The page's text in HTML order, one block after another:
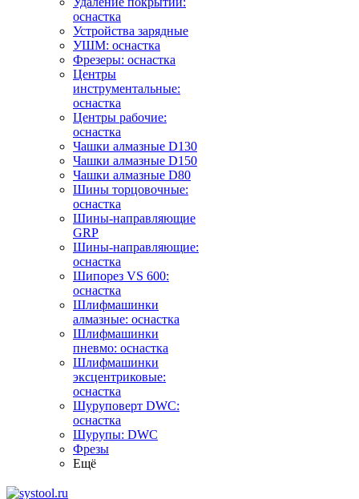
оснастка
Устройства зарядные
УШМ: оснастка
Фрезеры: оснастка
Центры
инструментальные:
оснастка
Центры рабочие:
оснастка
Чашки алмазные D130
Чашки алмазные D150
Чашки алмазные D80
Шины торцовочные:
оснастка
Шины-направляющие
GRP
Шины-направляющие:
оснастка
Шипорез VS 600:
оснастка
Шлифмашинки
алмазные: оснастка
Шлифмашинки
пневмо: оснастка
Шлифмашинки
эксцентриковые:
оснастка
Шуруповерт DWC:
оснастка
Шурупы: DWC
Фрезы
Ещё